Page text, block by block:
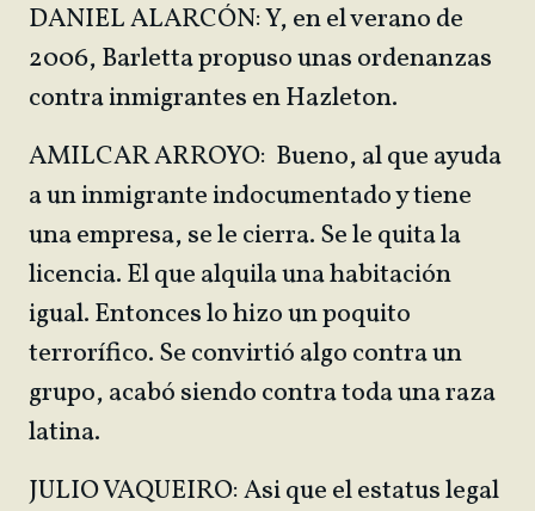
DANIEL ALARCÓN: Y, en el verano de
2006, Barletta propuso unas ordenanzas
contra inmigrantes en Hazleton.
AMILCAR ARROYO: Bueno, al que ayuda
a un inmigrante indocumentado y tiene
una empresa, se le cierra. Se le quita la
licencia. El que alquila una habitación
igual. Entonces lo hizo un poquito
terrorífico. Se convirtió algo contra un
grupo, acabó siendo contra toda una raza
latina.
JULIO VAQUEIRO: Asi que el estatus legal